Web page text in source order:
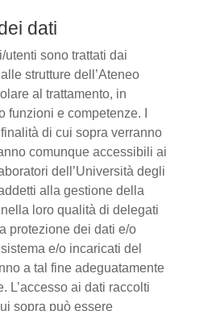
dati
utenti sono trattati dai
strutture dell’Ateneo
al trattamento, in
funzioni e competenze. I
di cui sopra verranno
comunque accessibili ai
dell’Università degli
alla gestione della
loro qualità di delegati
protezione dei dati e/o
e/o incaricati del
a tal fine adeguatamente
L’accesso ai dati raccolti
sopra può essere